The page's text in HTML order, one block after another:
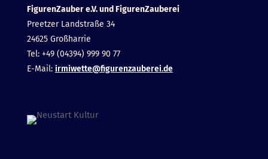
FigurenZauber e.V. und FigurenZauberei
Preetzer Landstraße 34
24625 Großharrie
Tel: +49 (04394) 999 90 77
E-Mail: irmiwette@figurenzauberei.de